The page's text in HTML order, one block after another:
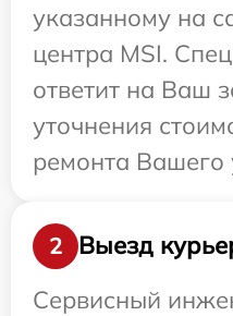
указанному на
центра MSI.
ответит на Ваш
уточнения
ремонта Вашего
2
Выезд
Сервисный